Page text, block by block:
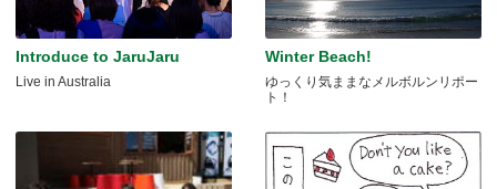
Introduce to JaruJaru
Live in Australia
Winter Beach!
ゆっくり気ままなメルボルンリポー
ト！